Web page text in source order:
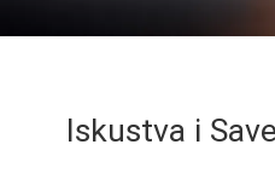
Iskustva i